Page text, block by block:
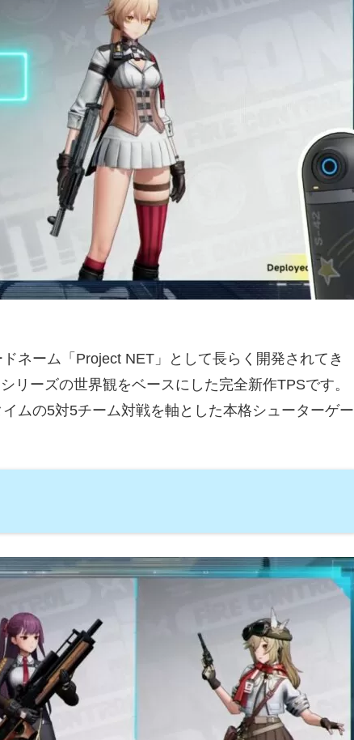
ネーム「Project NET」として長らく開発されてき
リーズの世界観をベースにした完全新作TPSです。
ムの5対5チーム対戦を軸とした本格シューターゲー